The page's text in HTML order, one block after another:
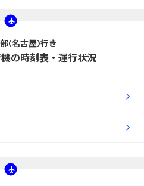
(名古屋)行き
の時刻表・運行状況